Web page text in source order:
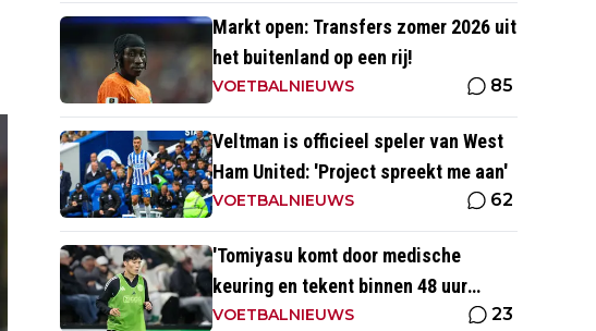
Markt open: Transfers zomer 2026 uit
het buitenland op een rij!
VOETBALNIEUWS 85
Veltman is officieel speler van West
Ham United: 'Project spreekt me aan'
VOETBALNIEUWS 62
'Tomiyasu komt door medische
keuring en tekent binnen 48 uur
contract bij nieuwe club'
VOETBALNIEUWS 23